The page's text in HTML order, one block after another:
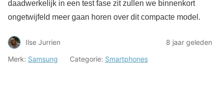
daadwerkelijk in een test fase zit zullen we binnenkort
ongetwijfeld meer gaan horen over dit compacte model.
Ilse Jurrien
8 jaar geleden
Merk: Samsung Categorie: Smartphones